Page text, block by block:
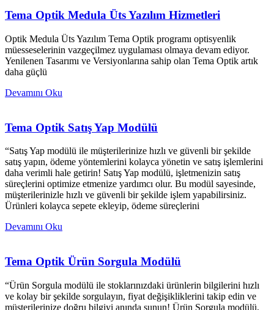
Tema Optik Medula Üts Yazılım Hizmetleri
Optik Medula Üts Yazılım Tema Optik programı optisyenlik
müesseselerinin vazgeçilmez uygulaması olmaya devam ediyor.
Yenilenen Tasarımı ve Versiyonlarına sahip olan Tema Optik artık
daha güçlü
Devamını Oku
Tema Optik Satış Yap Modülü
“Satış Yap modülü ile müşterilerinize hızlı ve güvenli bir şekilde
satış yapın, ödeme yöntemlerini kolayca yönetin ve satış işlemlerini
daha verimli hale getirin! Satış Yap modülü, işletmenizin satış
süreçlerini optimize etmenize yardımcı olur. Bu modül sayesinde,
müşterilerinizle hızlı ve güvenli bir şekilde işlem yapabilirsiniz.
Ürünleri kolayca sepete ekleyip, ödeme süreçlerini
Devamını Oku
Tema Optik Ürün Sorgula Modülü
“Ürün Sorgula modülü ile stoklarınızdaki ürünlerin bilgilerini hızlı
ve kolay bir şekilde sorgulayın, fiyat değişikliklerini takip edin ve
müşterilerinize doğru bilgiyi anında sunun! Ürün Sorgula modülü,